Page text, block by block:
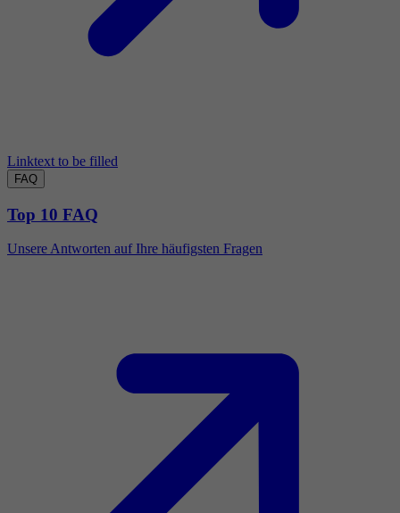
Linktext to be filled
FAQ
Top 10 FAQ
Unsere Antworten auf Ihre häufigsten Fragen